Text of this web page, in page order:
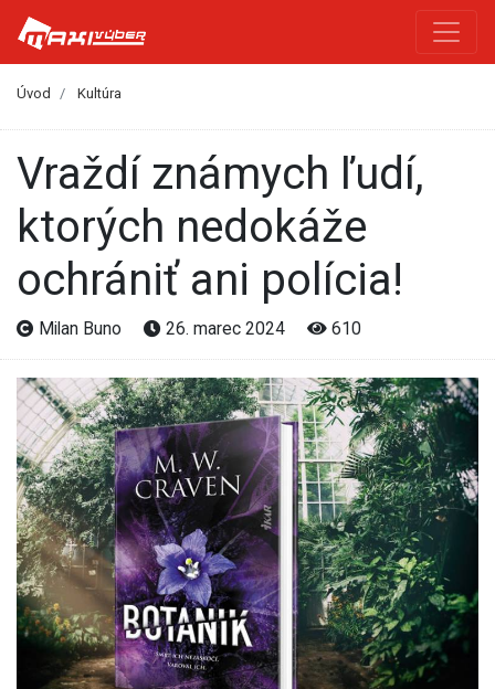
Úvod Kultúra
Vraždí známych ľudí,
ktorých nedokáže
ochrániť ani polícia!
Milan Buno 26. marec 2024 610